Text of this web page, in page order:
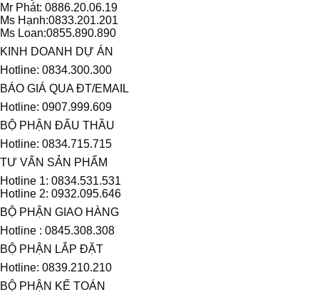
Mr Phát: 0886.20.06.19
Ms Hạnh:0833.201.201
Ms Loan:0855.890.890
KINH DOANH DỰ ÁN
Hotline: 0834.300.300
BÁO GIÁ QUA ĐT/EMAIL
Hotline: 0907.999.609
BỘ PHẬN ĐẤU THẦU
Hotline: 0834.715.715
TƯ VẤN SẢN PHẨM
Hotline 1: 0834.531.531
Hotline 2: 0932.095.646
BỘ PHẬN GIAO HÀNG
Hotline : 0845.308.308
BỘ PHẬN LẮP ĐẶT
Hotline: 0839.210.210
BỘ PHẬN KẾ TOÁN